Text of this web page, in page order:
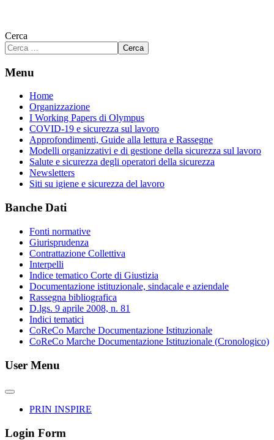
Cerca
Cerca
Menu
Home
Organizzazione
I Working Papers di Olympus
COVID-19 e sicurezza sul lavoro
Approfondimenti, Guide alla lettura e Rassegne
Modelli organizzativi e di gestione della sicurezza sul lavoro
Salute e sicurezza degli operatori della sicurezza
Newsletters
Siti su igiene e sicurezza del lavoro
Banche Dati
Fonti normative
Giurisprudenza
Contrattazione Collettiva
Interpelli
Indice tematico Corte di Giustizia
Documentazione istituzionale, sindacale e aziendale
Rassegna bibliografica
D.lgs. 9 aprile 2008, n. 81
Indici tematici
CoReCo Marche Documentazione Istituzionale
CoReCo Marche Documentazione Istituzionale (Cronologico)
User Menu
PRIN INSPIRE
Login Form